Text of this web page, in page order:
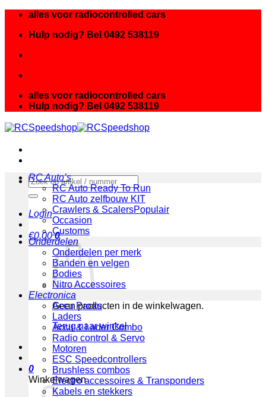
inhoud
alles voor radiocontrolled cars
Hulp nodig? Bel 0492 538119
alles voor radiocontrolled cars
Hulp nodig? Bel 0492 538119
Zoeken
naar:
Login
€0.00 0
Geen producten in de winkelwagen.
Terug naar winkel
0
Winkelwagen
RC Auto’s
RC Auto Ready To Run
RC Auto zelfbouw KIT
Crawlers & Scalers
Occasion
Customs
Onderdelen
Onderdelen per merk
Banden en velgen
Bodies
Nitro Accessoires
Electronica
Accu Packs
Laders
Accu & Lader Combo
Radio control & Servo
Motoren
ESC Speedcontrollers
Brushless combos
Electro accessoires & Transponders
Kabels en stekkers